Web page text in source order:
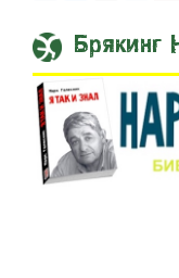
Брякинг